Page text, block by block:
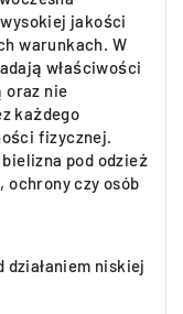
jakości
warunkach. W
właściwości
oraz nie
każdego
fizycznej.
pod odzież
czy osób
działaniem niskiej